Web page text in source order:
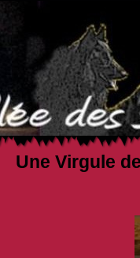
Une Virgule